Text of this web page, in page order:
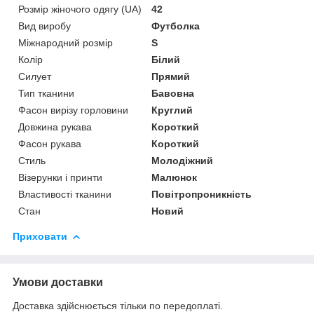
Розмір жіночого одягу (UA)
42
Вид виробу
Футболка
Міжнародний розмір
S
Колір
Білий
Силует
Прямий
Тип тканини
Бавовна
Фасон вирізу горловини
Круглий
Довжина рукава
Короткий
Фасон рукава
Короткий
Стиль
Молодіжний
Візерунки і принти
Малюнок
Властивості тканини
Повітропроникність
Стан
Новий
Приховати
Умови доставки
Доставка здійснюється тільки по передоплаті.